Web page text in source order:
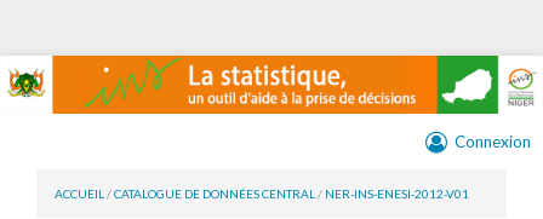
Connexion
ACCUEIL /CATALOGUE DE DONNÉES CENTRAL / NER-INS-ENESI-2012-V01